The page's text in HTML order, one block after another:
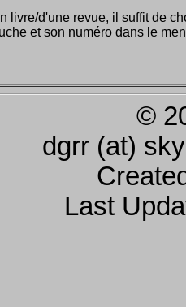
livre/d'une revue, il suffit de
et son numéro dans le
©
dgrr (at)
Last